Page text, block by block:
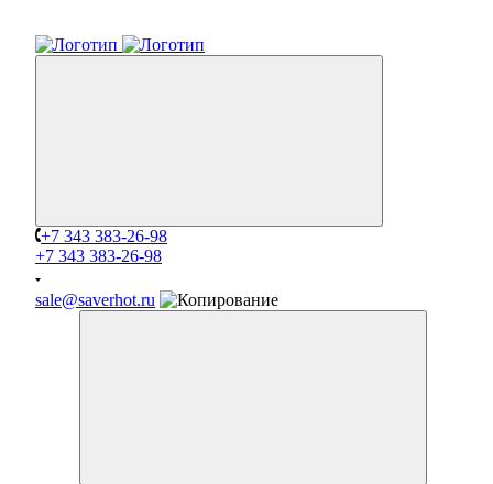
+7 343 383-26-98
+7 343 383-26-98
sale@saverhot.ru